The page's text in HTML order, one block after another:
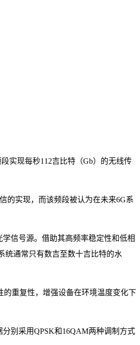
实现每秒112吉比特（Gb）的无线传
的实现，而该频段被认为在未来6G系
信号源。借助其高频率稳定性和低相
统通常只有数吉至数十吉比特的水
重复性，增强设备在环境温度变化下
别采用QPSK和16QAM两种调制方式